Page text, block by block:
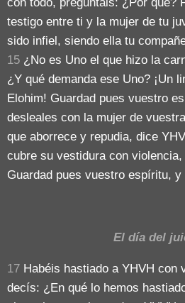
testigo entre ti y la mujer de tu
sido infiel, siendo ella tu
15 ¿No es Uno el que hizo la
¿Y qué demanda ese Uno? ¡Un
Elohim! Guardad pues vuestro
desleales con la mujer de
que aborrece y repudia, dice
cubre su vestidura con
Guardad pues vuestro espíritu,
El día del
17 Habéis hastiado a YHVH con
decís: ¿En qué lo hemos